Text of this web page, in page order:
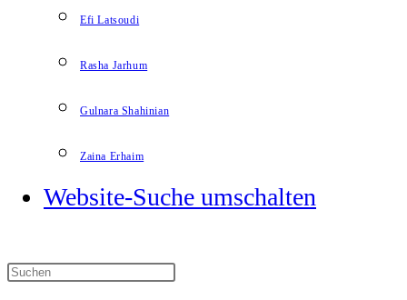
Efi Latsoudi
Rasha Jarhum
Gulnara Shahinian
Zaina Erhaim
Website-Suche umschalten